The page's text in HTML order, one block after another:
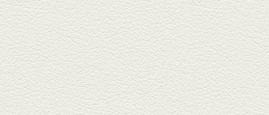
2026年2月20日放送
1000円で飲めますｾｯﾄ＆
至福のﾊﾑｶﾂ など
東区の健軍電停のそば『居酒屋
食堂いしばしさん家』は、賑や
かでお...
2026年1月30日放送
焼き餃子＆海老チリ
栄通りの路地奥、隠れ家的な店